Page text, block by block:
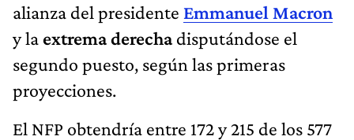
alianza del presidente Emmanuel Macron
y la extrema derechadisputándose el
segundo puesto, según las primeras
proyecciones.
El NFP obtendría entre 172 y 215 de los 577